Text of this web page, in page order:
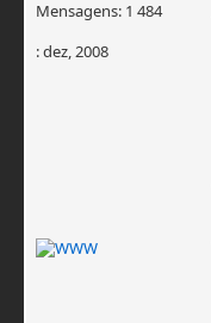
Mensagens: 1 484
: dez, 2008